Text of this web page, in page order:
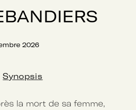
2026
Synopsis
la mort de sa femme,